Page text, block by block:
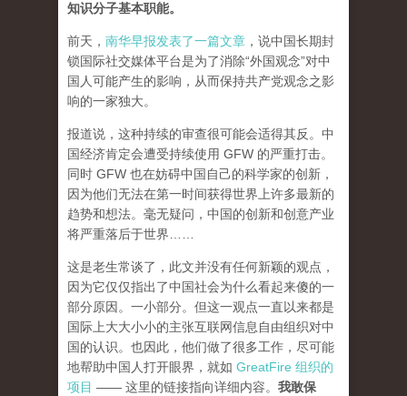
知识分子基本职能。
前天， 南华早报发表了一篇文章 ，说中国长期封
锁国际社交媒体平台是为了消除“外国观念”对中
国人可能产生的影响，从而保持共产党观念之影
响的一家独大。
报道说，这种持续的审查很可能会适得其反。中
国经济肯定会遭受持续使用 GFW 的严重打击。
同时 GFW 也在妨碍中国自己的科学家的创新，
因为他们无法在第一时间获得世界上许多最新的
趋势和想法。毫无疑问，中国的创新和创意产业
将严重落后于世界……
这是老生常谈了，此文并没有任何新颖的观点，
因为它仅仅指出了中国社会为什么看起来傻的一
部分原因。一小部分。但这一观点一直以来都是
国际上大大小小的主张互联网信息自由组织对中
国的认识。也因此，他们做了很多工作，尽可能
地帮助中国人打开眼界，就如 GreatFire 组织的
项目 —— 这里的链接指向详细内容。 我敢保